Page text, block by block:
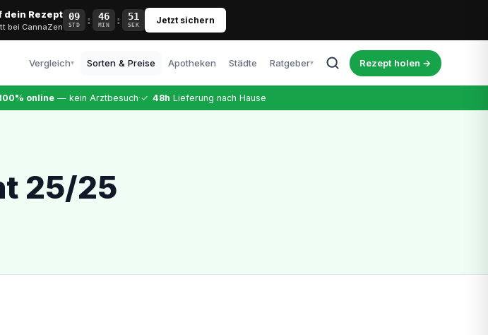
dein Rezept
bei CannaZen
09
STD : 46
MIN : 50
SEK Jetzt sichern
Vergleich▾
Vollständiger Vergleich
Dr. Ansay
Top-Arztqualität
Sorten & Preise Apotheken Städte Ratgeber▾ Rezept holen →
online — kein Arztbesuch·✓ 48h Lieferung nach Hause
25/25